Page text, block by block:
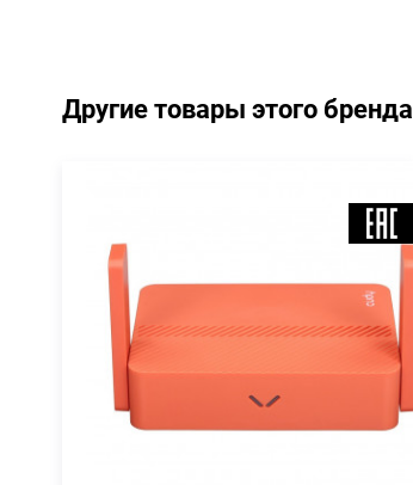
Другие товары этого бренда